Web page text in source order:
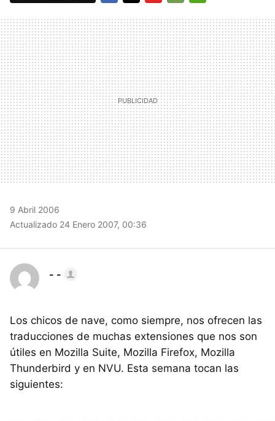
MAIL
9 Abril 2006
Actualizado 24 Enero 2007, 00:36
- -
Los chicos de nave, como siempre, nos ofrecen las
traducciones de muchas extensiones que nos son
útiles en Mozilla Suite, Mozilla Firefox, Mozilla
Thunderbird y en NVU. Esta semana tocan las
siguientes: